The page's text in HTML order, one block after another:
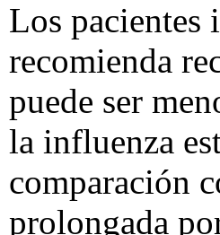
Los pacientes
recomienda
puede ser
la influenza
comparación
prolongada